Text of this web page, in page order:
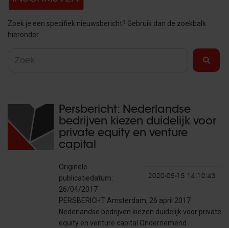
Zoek je een specifiek nieuwsbericht? Gebruik dan de zoekbalk
hieronder.
Persbericht: Nederlandse
bedrijven kiezen duidelijk voor
private equity en venture
capital
2020-05-15 14:10:43
Originele
publicatiedatum:
26/04/2017
PERSBERICHT Amsterdam, 26 april 2017
Nederlandse bedrijven kiezen duidelijk voor private
equity en venture capital Ondernemend